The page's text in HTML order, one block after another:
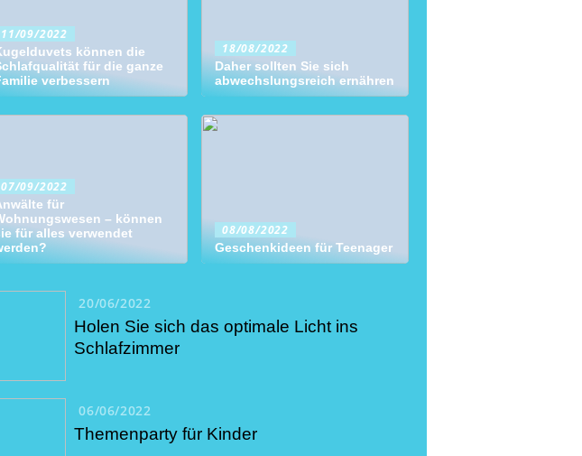
11/09/2022
können die
für die ganze
verbessern
07/09/2022
für
– können
für alles verwendet
18/08/2022
Daher sollten Sie sich
abwechslungsreich ernähren
08/08/2022
Geschenkideen für Teenager
20/06/2022
Holen Sie sich das optimale Licht ins
Schlafzimmer
06/06/2022
Themenparty für Kinder